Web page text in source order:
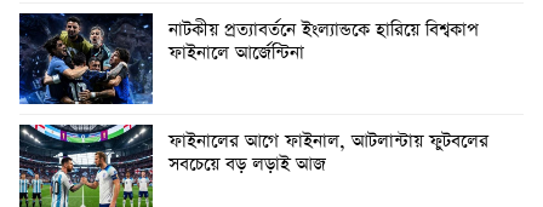
নাটকীয় প্রত্যাবর্তনে ইংল্যান্ডকে হারিয়ে বিশ্বকাপ
ফাইনালে আর্জেন্টিনা
ফাইনালের আগে ফাইনাল, আটলান্টায় ফুটবলের
সবচেয়ে বড় লড়াই আজ